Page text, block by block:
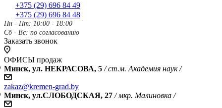
+375 (29) 696 84 49
+375 (29) 696 84 48
Пн - Пт: 10:00 - 18:00
Сб - Вс: по согласованию
Заказать звонок
ОФИСЫ продаж
Минск, ул. НЕКРАСОВА, 5 / ст.м. Академия наук /
zakaz@kremen-grad.by
Минск, ул.СЛОБОДСКАЯ, 27 / мкр. Малиновка /